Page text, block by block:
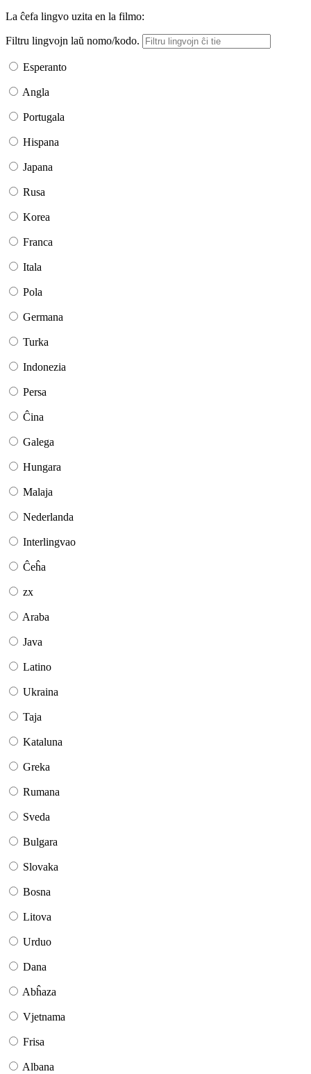
La ĉefa lingvo uzita en la filmo:
Filtru lingvojn laŭ nomo/kodo.
Esperanto
Angla
Portugala
Hispana
Japana
Rusa
Korea
Franca
Itala
Pola
Germana
Turka
Indonezia
Persa
Ĉina
Galega
Hungara
Malaja
Nederlanda
Interlingvao
Ĉeĥa
zx
Araba
Java
Latino
Ukraina
Taja
Kataluna
Greka
Rumana
Sveda
Bulgara
Slovaka
Bosna
Litova
Urduo
Dana
Abĥaza
Vjetnama
Frisa
Albana